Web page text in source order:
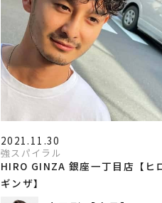
2021.11.30
強スパイラル
HIRO GINZA 銀座一丁目店【ヒ
ギンザ】